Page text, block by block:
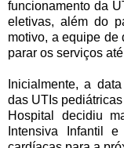
funcionamento da
eletivas, além do
motivo, a equipe de
parar os serviços
Inicialmente, a
das UTIs
Hospital decidiu
Intensiva Infantil